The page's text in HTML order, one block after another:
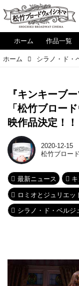
ホーム 作品一覧
ホーム シラノ・ド・
『キンキーブ
「松竹ブロー
映作品決定！！
2020-12-15
松竹ブロー
最新ニュース
ロミオとジュリエッ
シラノ・ド・ベルジ